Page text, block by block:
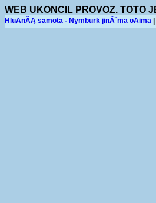
WEB UKONCIL PROVOZ. TOTO
HluÄnĂĄ samota - Nymburk jinĂ˝ma oÄima